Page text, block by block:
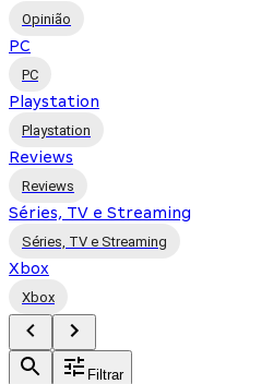
Opinião
PC
PC
Playstation
Playstation
Reviews
Reviews
Séries, TV e Streaming
Séries, TV e Streaming
Xbox
Xbox
Filtrar